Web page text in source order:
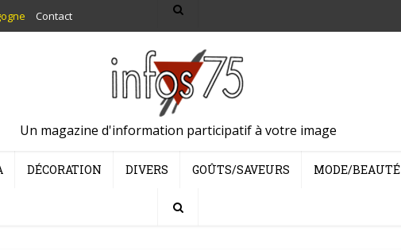
Contact
Un magazine d'information participatif à votre image
DÉCORATION DIVERS GOÛTS/SAVEURS MODE/BEAUTÉ